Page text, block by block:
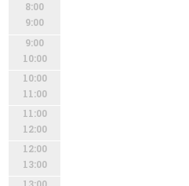
8:00
9:00
9:00
10:00
10:00
11:00
11:00
12:00
12:00
13:00